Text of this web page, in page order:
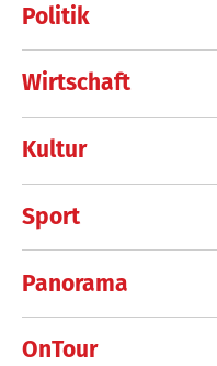
Politik
Wirtschaft
Kultur
Sport
Panorama
OnTour